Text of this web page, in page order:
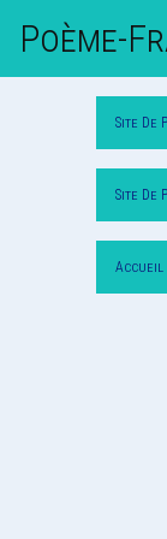
Poème-Fr
Site De
Site De
Accueil